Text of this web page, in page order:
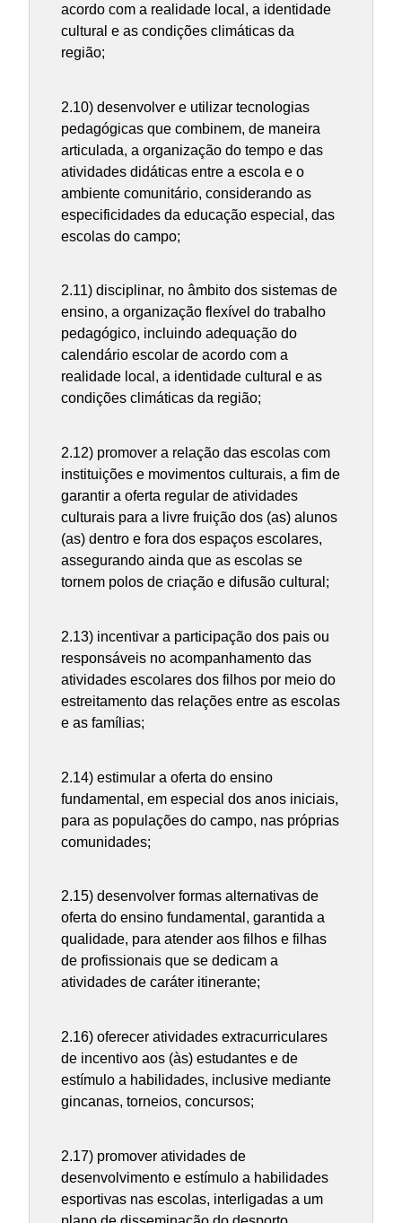
acordo com a realidade local, a identidade
cultural e as condições climáticas da
região;
2.10) desenvolver e utilizar tecnologias
pedagógicas que combinem, de maneira
articulada, a organização do tempo e das
atividades didáticas entre a escola e o
ambiente comunitário, considerando as
especificidades da educação especial, das
escolas do campo;
2.11) disciplinar, no âmbito dos sistemas de
ensino, a organização flexível do trabalho
pedagógico, incluindo adequação do
calendário escolar de acordo com a
realidade local, a identidade cultural e as
condições climáticas da região;
2.12) promover a relação das escolas com
instituições e movimentos culturais, a fim de
garantir a oferta regular de atividades
culturais para a livre fruição dos (as) alunos
(as) dentro e fora dos espaços escolares,
assegurando ainda que as escolas se
tornem polos de criação e difusão cultural;
2.13) incentivar a participação dos pais ou
responsáveis no acompanhamento das
atividades escolares dos filhos por meio do
estreitamento das relações entre as escolas
e as famílias;
2.14) estimular a oferta do ensino
fundamental, em especial dos anos iniciais,
para as populações do campo, nas próprias
comunidades;
2.15) desenvolver formas alternativas de
oferta do ensino fundamental, garantida a
qualidade, para atender aos filhos e filhas
de profissionais que se dedicam a
atividades de caráter itinerante;
2.16) oferecer atividades extracurriculares
de incentivo aos (às) estudantes e de
estímulo a habilidades, inclusive mediante
gincanas, torneios, concursos;
2.17) promover atividades de
desenvolvimento e estímulo a habilidades
esportivas nas escolas, interligadas a um